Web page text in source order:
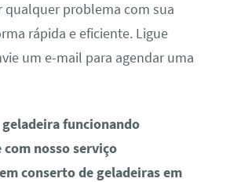
qualquer problema com sua
rápida e eficiente. Ligue
um e-mail para agendar uma
geladeira funcionando
nosso serviço
conserto de geladeiras em